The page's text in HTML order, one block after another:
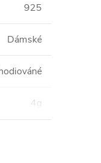
925
Dámské
4g